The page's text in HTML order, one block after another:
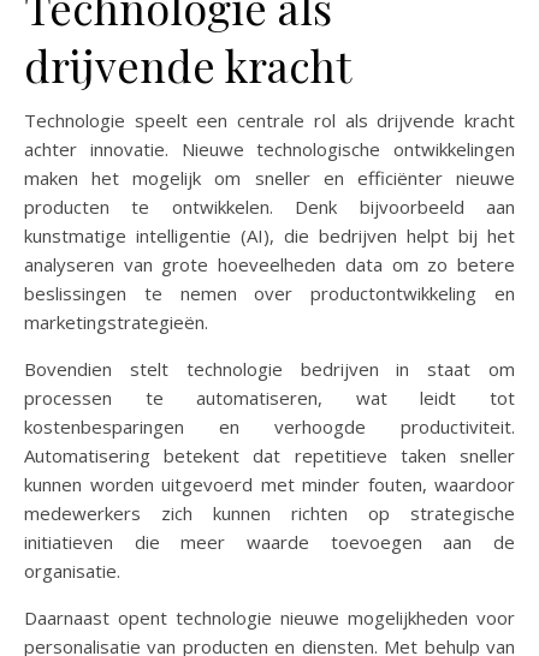
drijvende kracht
Technologie speelt een centrale rol als drijvende kracht
achter innovatie. Nieuwe technologische ontwikkelingen
maken het mogelijk om sneller en efficiënter nieuwe
producten te ontwikkelen. Denk bijvoorbeeld aan
kunstmatige intelligentie (AI), die bedrijven helpt bij het
analyseren van grote hoeveelheden data om zo betere
beslissingen te nemen over productontwikkeling en
marketingstrategieën.
Bovendien stelt technologie bedrijven in staat om
processen te automatiseren, wat leidt tot
kostenbesparingen en verhoogde productiviteit.
Automatisering betekent dat repetitieve taken sneller
kunnen worden uitgevoerd met minder fouten, waardoor
medewerkers zich kunnen richten op strategische
initiatieven die meer waarde toevoegen aan de
organisatie.
Daarnaast opent technologie nieuwe mogelijkheden voor
personalisatie van producten en diensten. Met behulp van